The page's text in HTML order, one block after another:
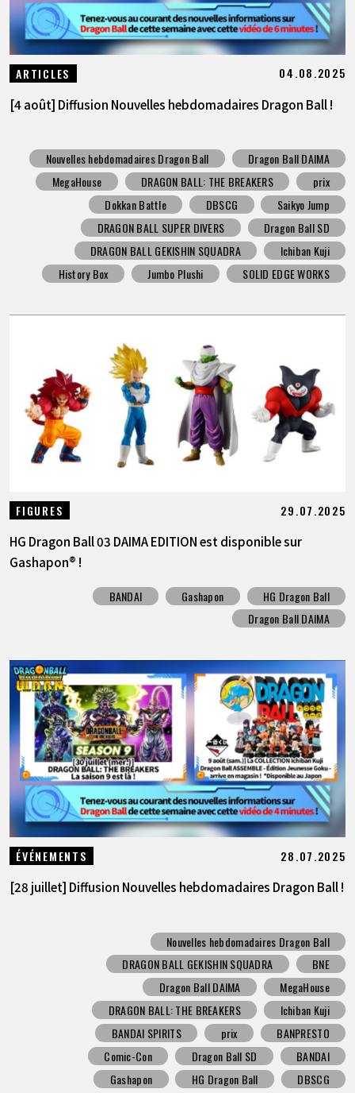
ARTICLES 04.08.2025
[4 août] Diffusion Nouvelles hebdomadaires Dragon Ball !
Nouvelles hebdomadaires Dragon Ball
Dragon Ball DAIMA
MegaHouse
DRAGON BALL: THE BREAKERS
prix
Dokkan Battle
DBSCG
Saikyo Jump
DRAGON BALL SUPER DIVERS
Dragon Ball SD
DRAGON BALL GEKISHIN SQUADRA
Ichiban Kuji
History Box
Jumbo Plushi SOLID EDGE WORKS
FIGURES 29.07.2025
HG Dragon Ball 03 DAIMA EDITION est disponible sur
Gashapon® !
BANDAI Gashapon
HG Dragon Ball
Dragon Ball DAIMA
ÉVÉNEMENTS 28.07.2025
[28 juillet] Diffusion Nouvelles hebdomadaires Dragon Ball !
Nouvelles hebdomadaires Dragon Ball
DRAGON BALL GEKISHIN SQUADRA
BNE
Dragon Ball DAIMA
MegaHouse
DRAGON BALL: THE BREAKERS
Ichiban Kuji
BANDAI SPIRITS
prix
BANPRESTO
Comic-Con
Dragon Ball SD
BANDAI
Gashapon
HG Dragon Ball DBSCG